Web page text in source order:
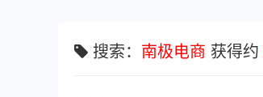
搜索： 南极电商 获得约